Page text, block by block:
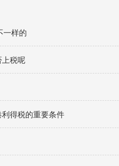
一样的
税呢
得税的重要条件